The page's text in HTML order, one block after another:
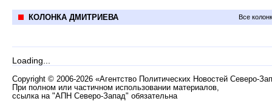
КОЛОНКА ДМИТРИЕВА Все
Loading...
Copyright © 2006-2026 «Агентство Политических Новостей Северо-
При полном или частичном использовании материалов,
ссылка на "АПН Северо-Запад" обязательна